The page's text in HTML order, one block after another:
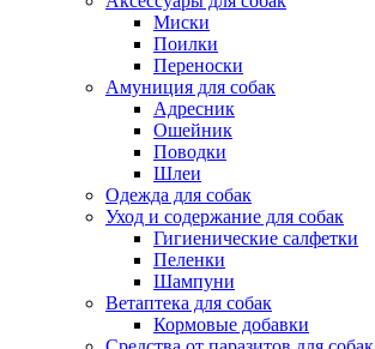
Миски
Поилки
Переноски
Амуниция для собак
Адресник
Ошейник
Поводки
Шлеи
Одежда для собак
Уход и содержание для собак
Гигиенические салфетки
Пеленки
Шампуни
Ветаптека для собак
Кормовые добавки